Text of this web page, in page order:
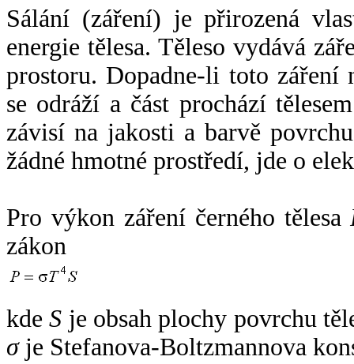
Sálání (záření) je přirozená
energie tělesa. Těleso vydává
prostoru. Dopadne-li toto záření
se odráží a část prochází
závisí na jakosti a barvě
žádné hmotné prostředí, jde o
Pro výkon záření černého tělesa
zákon
kdeS je obsah plochy povrchu
σje Stefanova-Boltzmannova